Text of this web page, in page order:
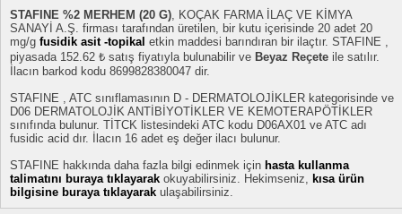
STAFINE %2 MERHEM (20 G), KOÇAK FARMA İLAÇ VE KİMYA
SANAYİ A.Ş. firması tarafından üretilen, bir kutu içerisinde 20 adet 20
mg/g fusidik asit -topikal etkin maddesi barındıran bir ilaçtır. STAFINE ,
piyasada 152.62 ₺ satış fiyatıyla bulunabilir ve Beyaz Reçete ile satılır.
İlacın barkod kodu 8699828380047 dir.
STAFINE , ATC sınıflamasının D - DERMATOLOJİKLER kategorisinde ve
D06 DERMATOLOJİK ANTİBİYOTİKLER VE KEMOTERAPÖTİKLER
sınıfında bulunur. TİTCK listesindeki ATC kodu D06AX01 ve ATC adı
fusidic acid dır. İlacın 16 adet eş değer ilacı bulunur.
STAFINE hakkında daha fazla bilgi edinmek için hasta kullanma
talimatını buraya tıklayarak okuyabilirsiniz. Hekimseniz, kısa ürün
bilgisine buraya tıklayarak ulaşabilirsiniz.